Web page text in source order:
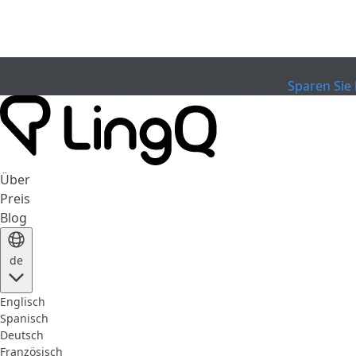
Sparen Sie
Über
Preis
Blog
de
Englisch
Spanisch
Deutsch
Französisch